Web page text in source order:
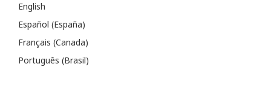
English
Español (España)
Français (Canada)
Português (Brasil)